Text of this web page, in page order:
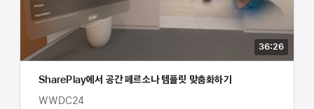
36:26
SharePlay에서 공간 페르소나 템플릿 맞춤화하기
WWDC24